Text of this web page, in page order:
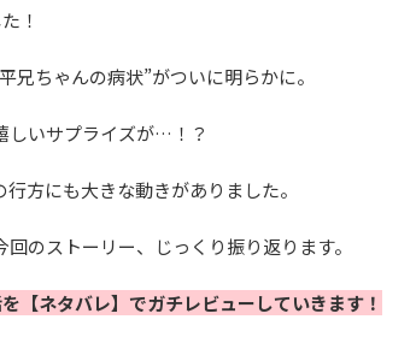
！
兄ちゃんの病状”がついに明らかに。
しいサプライズが…！？
方にも大きな動きがありました。
のストーリー、じっくり振り返ります。
【ネタバレ】でガチレビューしていきます！